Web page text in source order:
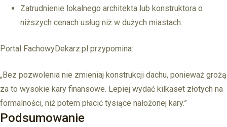
Zatrudnienie lokalnego architekta lub konstruktora o
niższych cenach usług niż w dużych miastach.
Portal FachowyDekarz.pl przypomina:
„Bez pozwolenia nie zmieniaj konstrukcji dachu, ponieważ grożą
za to wysokie kary finansowe. Lepiej wydać kilkaset złotych na
formalności, niż potem płacić tysiące nałożonej kary.”
Podsumowanie